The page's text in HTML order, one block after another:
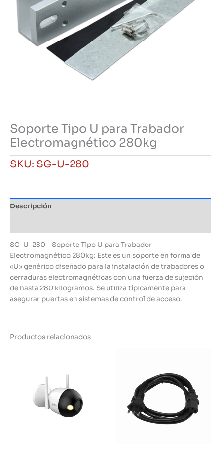
Soporte Tipo U para Trabador
Electromagnético 280kg
SKU: SG-U-280
Descripción
SG-U-280 – Soporte Tipo U para Trabador
Electromagnético 280kg: Este es un soporte en forma de
«U» genérico diseñado para la instalación de trabadores o
cerraduras electromagnéticas con una fuerza de sujeción
de hasta 280 kilogramos. Se utiliza típicamente para
asegurar puertas en sistemas de control de acceso.
Productos relacionados